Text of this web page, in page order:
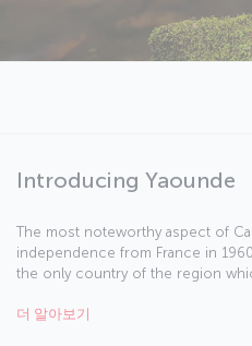
Introducing Yaounde
The most noteworthy aspect of
independence from France in
the only country of the region
tourism, offers a peaceful holiday
더 알아보기